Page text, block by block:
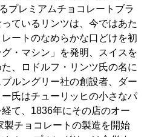
プレミアムチョコレートブラ
ているリンツは、今ではあた
ートのなめらかな口どけを初
・マシン」を発明、スイスを
、ロドルフ・リンツ氏の名に
ルングリー社の創設者、ダー
氏はチューリッヒの小さなパ
て、1836年にその店のオー
チョコレートの製造を開始